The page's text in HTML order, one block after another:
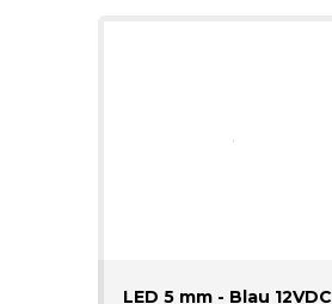
LED 5 mm - Blau 12VDC